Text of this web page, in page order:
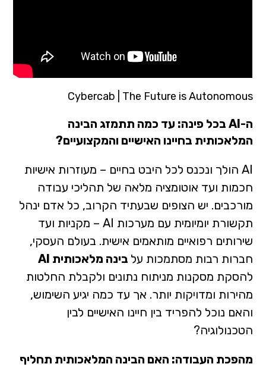
Cybercab | The Future is Autonomous
ה-AI בכל פינה: עד כמה תתמזג הבינה
המלאכותית בחיינו האישיים והמקצועיים?
AI הולך ונכנס לכל היבט בחיים – מעוזרות אישיות
חכמות ועד אוטומציה מלאה של תהליכי עבודה
מורכבים. יש הצופים שבעתיד הקרוב, כל אדם ינהל
תקשורת יומיומית עם מערכות AI – מקניות ועד
שירותים רפואיים מותאמים אישית. בעולם העסקי,
חברות רבות מסתמכות על בינה מלאכותית AI
להסקת מסקנות מניתוח נתונים ולקבלת החלטות
מהירות ומדויקות יותר. אך עד כמה יגיע השימוש,
והאם נוכל להפריד בין חיינו האישיים לבין
הטכנולוגיה?
מהפכת העבודה: האם הבינה המלאכותית תחליף